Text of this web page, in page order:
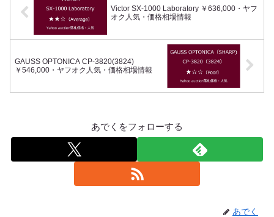
Victor SX-1000 Laboratory ￥636,000・ヤフ
オク人気・価格相場情報
GAUSS OPTONICA CP-3820(3824)
￥546,000・ヤフオク人気・価格相場情報
あでくをフォローする
あでく